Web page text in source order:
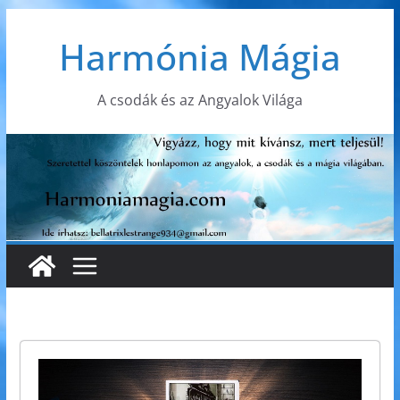
Harmónia Mágia
A csodák és az Angyalok Világa